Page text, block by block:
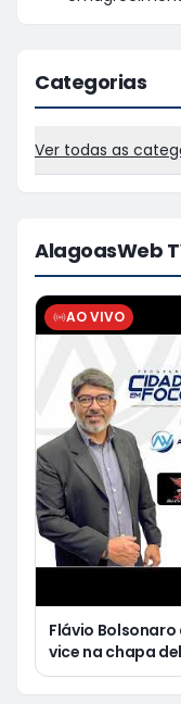
Categorias
Ver todas as
AlagoasWeb
AO VIVO
Flávio
vice na chapa
condena